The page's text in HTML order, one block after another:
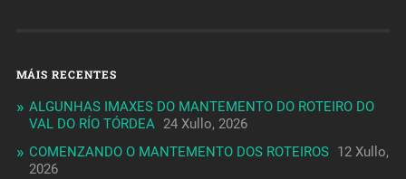
MÁIS RECENTES
ALGUNHAS IMAXES DO MANTEMENTO DO ROTEIRO DO
VAL DO RÍO TÓRDEA 24 Xullo, 2026
COMENZANDO O MANTEMENTO DOS ROTEIROS 12 Xullo,
2026